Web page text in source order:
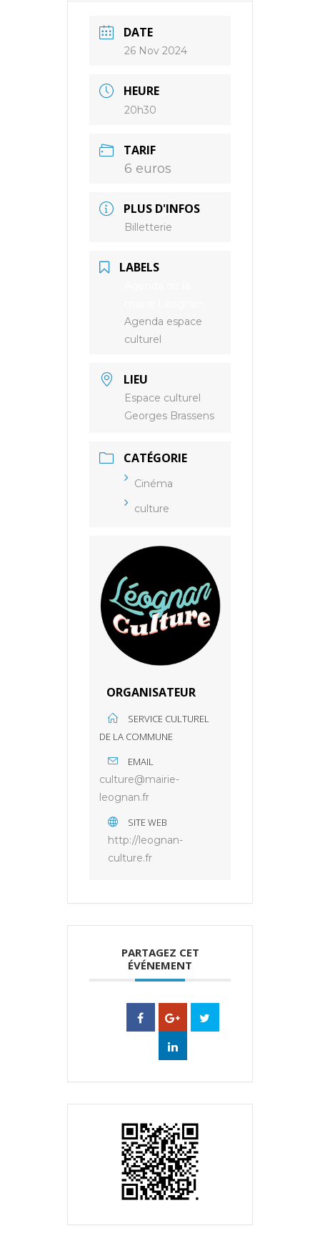
DATE
26 Nov 2024
HEURE
20h30
TARIF
6 euros
PLUS D'INFOS
Billetterie
LABELS
Agenda espace
culturel
LIEU
Espace culturel
Georges Brassens
CATÉGORIE
Cinéma
culture
ORGANISATEUR
SERVICE CULTUREL
DE LA COMMUNE
EMAIL
culture@mairie-
leognan.fr
SITE WEB
http://leognan-
culture.fr
PARTAGEZ CET
ÉVÉNEMENT